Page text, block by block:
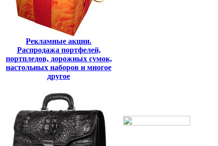
Рекламные акции.
Распродажа портфелей,
портпледов, дорожных сумок,
настольных наборов и многое
другое